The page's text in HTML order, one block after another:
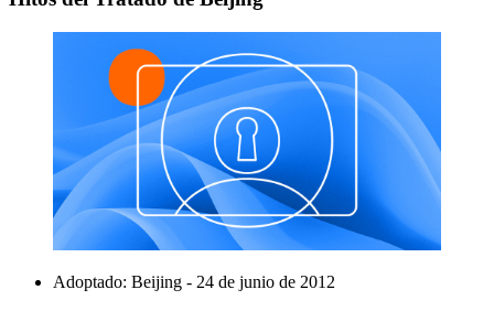
Adoptado: Beijing - 24 de junio de 2012